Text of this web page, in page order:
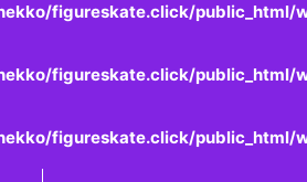
figureskate.click/public_html/
figureskate.click/public_html/
figureskate.click/public_html/